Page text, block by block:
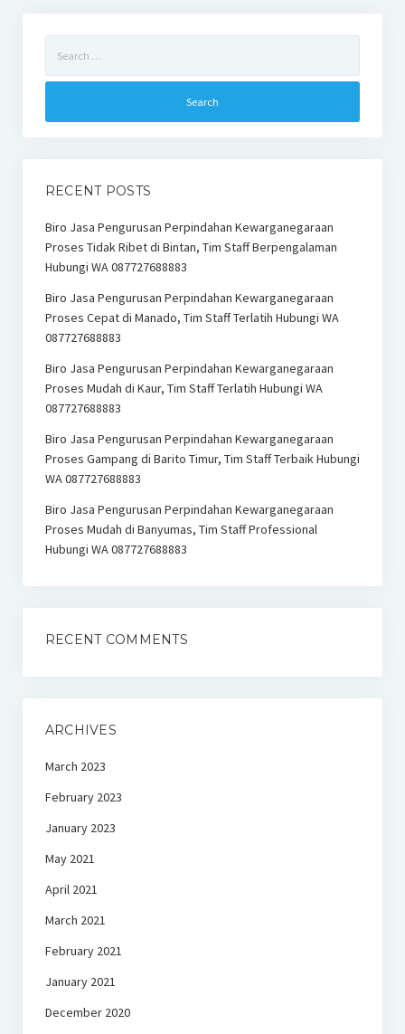
for:
RECENT POSTS
Biro Jasa Pengurusan Perpindahan Kewarganegaraan
Proses Tidak Ribet di Bintan, Tim Staff Berpengalaman
Hubungi WA 087727688883
Biro Jasa Pengurusan Perpindahan Kewarganegaraan
Proses Cepat di Manado, Tim Staff Terlatih Hubungi WA
087727688883
Biro Jasa Pengurusan Perpindahan Kewarganegaraan
Proses Mudah di Kaur, Tim Staff Terlatih Hubungi WA
087727688883
Biro Jasa Pengurusan Perpindahan Kewarganegaraan
Proses Gampang di Barito Timur, Tim Staff Terbaik Hubungi
WA 087727688883
Biro Jasa Pengurusan Perpindahan Kewarganegaraan
Proses Mudah di Banyumas, Tim Staff Professional
Hubungi WA 087727688883
RECENT COMMENTS
ARCHIVES
March 2023
February 2023
January 2023
May 2021
April 2021
March 2021
February 2021
January 2021
December 2020